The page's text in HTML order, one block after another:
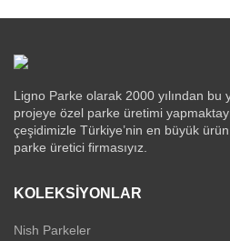
Ligno Parke olarak 2000 yılından
projeye özel parke üretimi
çeşidimizle Türkiye’nin en büyük
parke üretici firmasıyız.
KOLEKSIYONLAR
Nish Parkeler